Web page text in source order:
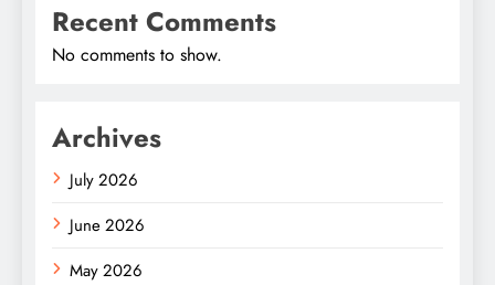
Recent Comments
No comments to show.
Archives
July 2026
June 2026
May 2026